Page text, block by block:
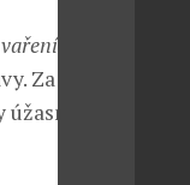
Za